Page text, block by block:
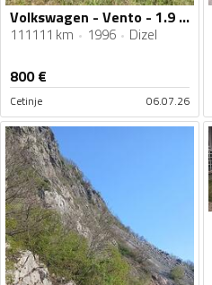
Volkswagen - Vento - 1.9 Td
111111 km 1996 Dizel
800€
Cetinje 06.07.26